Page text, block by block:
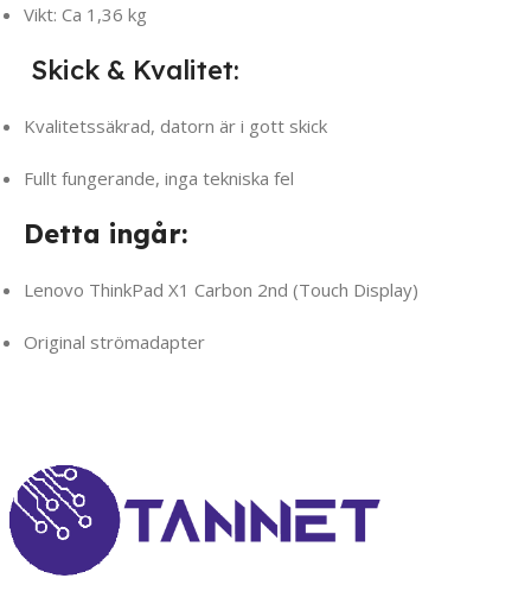
Vikt: Ca 1,36 kg
Skick & Kvalitet:
Kvalitetssäkrad, datorn är i gott skick
Fullt fungerande, inga tekniska fel
Detta ingår:
Lenovo ThinkPad X1 Carbon 2nd (Touch Display)
Original strömadapter